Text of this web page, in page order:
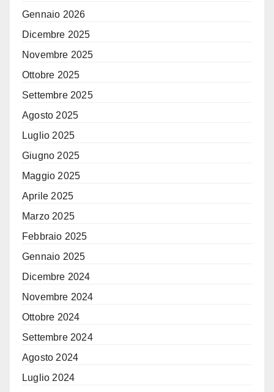
Gennaio 2026
Dicembre 2025
Novembre 2025
Ottobre 2025
Settembre 2025
Agosto 2025
Luglio 2025
Giugno 2025
Maggio 2025
Aprile 2025
Marzo 2025
Febbraio 2025
Gennaio 2025
Dicembre 2024
Novembre 2024
Ottobre 2024
Settembre 2024
Agosto 2024
Luglio 2024